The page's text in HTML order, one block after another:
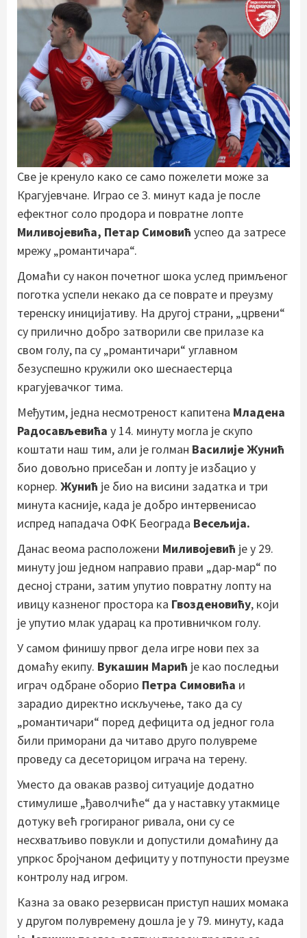
Све је кренуло како се само пожелети може за
Крагујевчане. Играо се 3. минут када је после
ефектног соло продора и повратне лопте
Миливојевића, Петар Симовић успео да затресе
мрежу „романтичара“.
Домаћи су након почетног шока услед примљеног
поготка успели некако да се поврате и преузму
теренску иницијативу. На другој страни, „црвени“
су прилично добро затворили све прилазе ка
свом голу, па су „романтичари“ углавном
безуспешно кружили око шеснаестерца
крагујевачког тима.
Међутим, једна несмотреност капитена Младена
Радосављевића у 14. минуту могла је скупо
коштати наш тим, али је голман Василије Жунић
био довољно присебан и лопту је избацио у
корнер. Жунић је био на висини задатка и три
минута касније, када је добро интервенисао
испред нападача ОФК Београда Весељија.
Данас веома расположени Миливојевић је у 29.
минуту још једном направио прави „дар-мар“ по
десној страни, затим упутио повратну лопту на
ивицу казненог простора ка Гвозденовићу, који
је упутио млак ударац ка противничком голу.
У самом финишу првог дела игре нови пех за
домаћу екипу. Вукашин Марић је као последњи
играч одбране оборио Петра Симовића и
зарадио директно искључење, тако да су
„романтичари“ поред дефицита од једног гола
били приморани да читаво друго полувреме
проведу са десеторицом играча на терену.
Уместо да овакав развој ситуације додатно
стимулише „ђаволчиће“ да у наставку утакмице
дотуку већ грогираног ривала, они су се
несхватљиво повукли и допустили домаћину да
упркос бројчаном дефициту у потпуности преузме
контролу над игром.
Казна за овако резервисан приступ наших момака
у другом полувремену дошла је у 79. минуту, када